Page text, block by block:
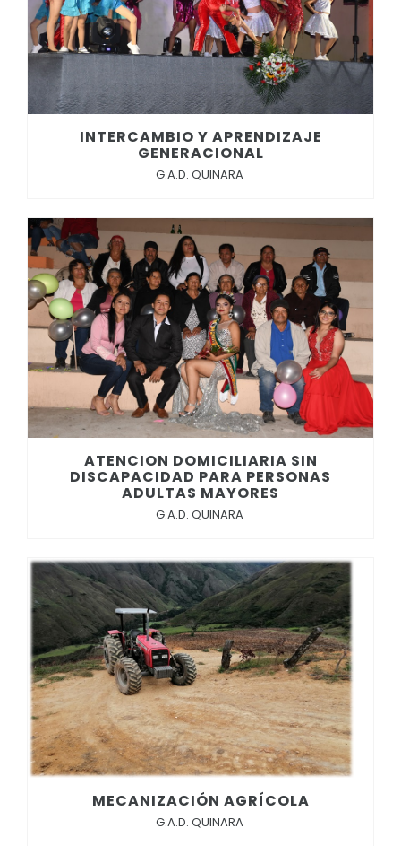
INTERCAMBIO Y APRENDIZAJE
GENERACIONAL
G.A.D. QUINARA
ATENCION DOMICILIARIA SIN
DISCAPACIDAD PARA PERSONAS
ADULTAS MAYORES
G.A.D. QUINARA
MECANIZACIÓN AGRÍCOLA
G.A.D. QUINARA